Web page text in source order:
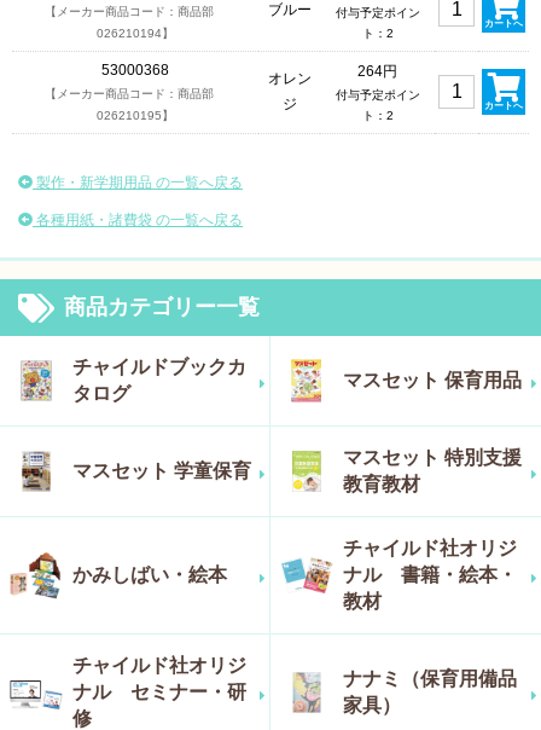
【メーカー商品コード：商品部
026210194】
ブルー
付与予定ポイン
ト：2
カートへ
53000368
【メーカー商品コード：商品部
026210195】
オレン
ジ
264円
付与予定ポイン
ト：2
カートへ
製作・新学期用品 の一覧へ戻る
各種用紙・諸費袋 の一覧へ戻る
商品カテゴリー一覧
チャイルドブックカ
タログ
マスセット 保育用品
マスセット 学童保育
マスセット 特別支援
教育教材
かみしばい・絵本
チャイルド社オリジ
ナル 書籍・絵本・
教材
チャイルド社オリジ
ナル セミナー・研
修
ナナミ（保育用備品
家具）